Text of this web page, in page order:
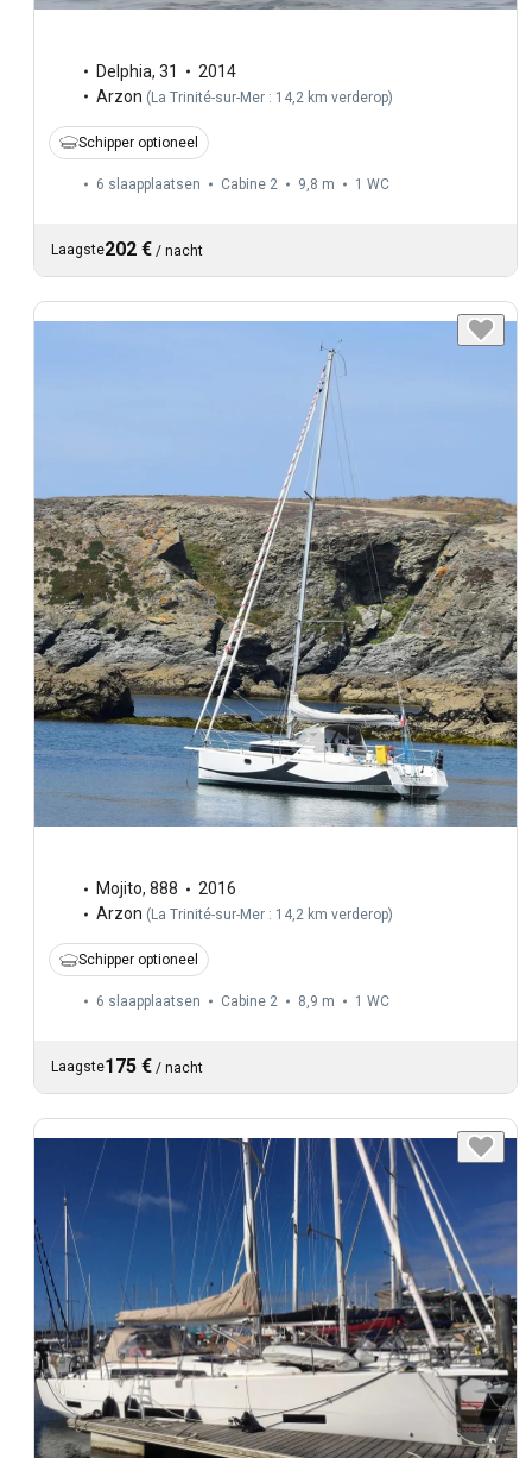
Delphia, 31
2014
Arzon ( La Trinité-sur-Mer : 14,2 km verderop)
Schipper optioneel
6 slaapplaatsen Cabine 2 9,8 m 1 WC
Laagste202 € / nacht
Mojito, 888
2016
Arzon ( La Trinité-sur-Mer : 14,2 km verderop)
Schipper optioneel
6 slaapplaatsen Cabine 2 8,9 m 1 WC
Laagste175 € / nacht